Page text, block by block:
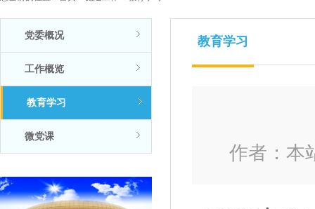
党委概况
工作概览
教育学习
微党课
教育学习
作者：